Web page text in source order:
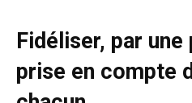
Fidéliser, par une
prise en compte